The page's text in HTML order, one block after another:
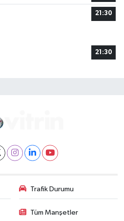
21:30
21:30
Trafik Durumu
Tüm Manşetler